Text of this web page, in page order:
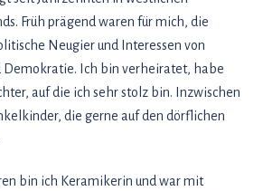
Früh prägend waren für mich, die
Neugier und Interessen von
Demokratie. Ich bin verheiratet, habe
auf die ich sehr stolz bin. Inzwischen
die gerne auf den dörflichen
bin ich Keramikerin und war mit